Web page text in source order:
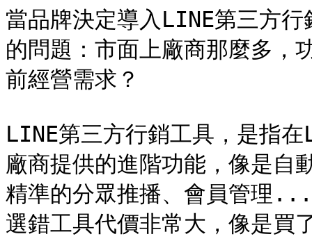
當品牌決定導入LINE第三方
的問題：市面上廠商那麼多，
前經營需求？
LINE第三方行銷工具，是指
廠商提供的進階功能，像是自
精準的分眾推播、會員管理
選錯工具代價非常大，像是買